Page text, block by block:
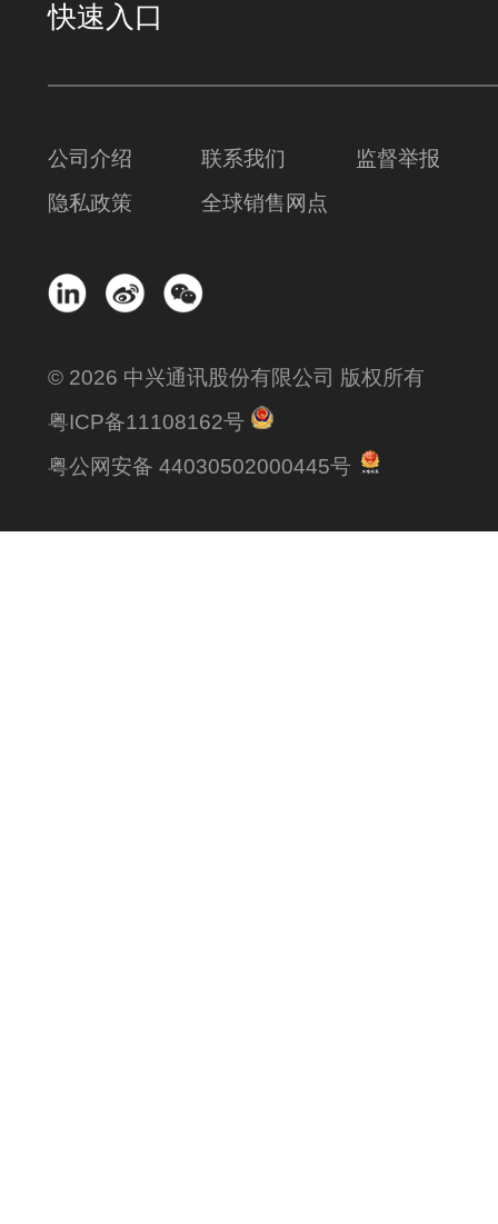
快速入口
公司介绍 联系我们
监督举报
隐私政策
全球销售网点
© 2026 中兴通讯股份有限公司 版权所有
粤ICP备11108162号
粤公网安备 44030502000445号